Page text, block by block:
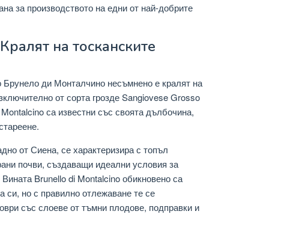
за производството на едни от най-добрите
на тосканските
Брунело ди Монталчино несъмнено е кралят на
от сорта грозде Sangiovese Grosso
са известни със своята дълбочина,
от Сиена, се характеризира с топъл
почви, създаващи идеални условия за
Brunello di Montalcino обикновено са
си, но с правилно отлежаване те се
със слоеве от тъмни плодове, подправки и